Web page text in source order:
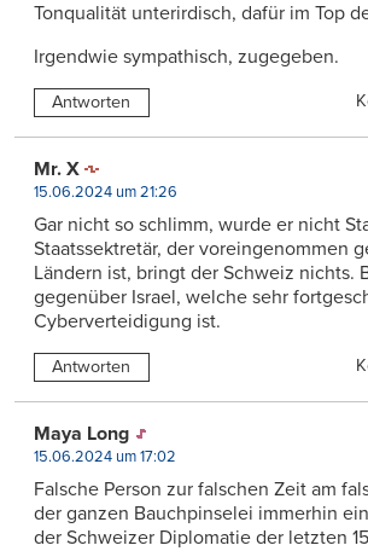
Tonqualität unterirdisch, dafür im Top
Irgendwie sympathisch, zugegeben.
Antworten
Mr. X
15.06.2024 um 21:26
Gar nicht so schlimm, wurde er nicht
Staatssektretär, der voreingenommen
Ländern ist, bringt der Schweiz nichts.
gegenüber Israel, welche sehr
Cyberverteidigung ist.
Antworten
Maya Long
15.06.2024 um 17:02
Falsche Person zur falschen Zeit am
der ganzen Bauchpinselei immerhin
der Schweizer Diplomatie der letzten